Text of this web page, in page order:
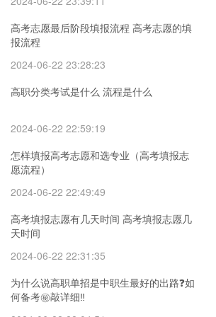
高考志愿最后阶段填报流程 高考志愿的填
报流程
2024-06-22 23:28:23
高职分类考试是什么 流程是什么
2024-06-22 22:59:19
怎样填报高考志愿和选专业（高考填报志
愿流程）
2024-06-22 22:49:49
高考填报志愿有几天时间 高考填报志愿几
天时间
2024-06-22 22:31:35
为什么说高职单招是中职生最好的出路❓如
何备考㊙️敲详细‼️